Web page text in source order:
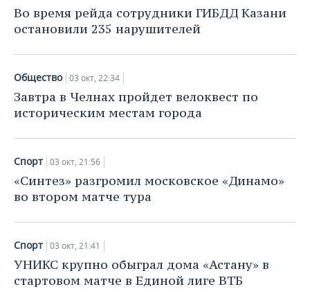
НЕФТЕХИМИЯ
НЕФТЬ
ЭНЕРГЕТИКА
РОЗНИЧНАЯ ТОРГОВЛЯ
ТРАНСПОРТ
УСЛУГИ
НОВОСТИ ТЕХНОЛОГИЙ
IT
МЕДИА
ТЕЛЕКОММУНИКАЦИИ
МЕРОПРИЯТИЯ
НОВОСТИ МЕРОПРИЯТИЙ
ВЫЕЗДНАЯ РЕДАКЦИЯ
БИЗНЕС-БРАНЧИ
ONLINE-КОНФЕРЕНЦИИ
ОТКРЫТАЯ ЛЕКЦИЯ
СПОРТ
НОВОСТИ СПОРТА
ФУТБОЛ
ХОККЕЙ
БАСКЕТБОЛ
КИБЕРСПОРТ
ФИГУРНОЕ КАТАНИЕ
ОБЩЕСТВО
НОВОСТИ ОБЩЕСТВА
ВЛАСТЬ
ИНФРАСТРУКТУРА
КУЛЬТУРА
МЕДИЦИНА
ФОТОГАЛЕРЕЯ
СЮЖЕТЫ
СПРАВОЧНИК
СПИСОК КОМПАНИЙ
Во время рейда сотрудники ГИБДД Казани
остановили 235 нарушителей
Общество 03 окт, 22:34
Завтра в Челнах пройдет велоквест по
историческим местам города
Спорт 03 окт, 21:56
«Синтез» разгромил московское «Динамо»
во втором матче тура
Спорт 03 окт, 21:41
УНИКС крупно обыграл дома «Астану» в
стартовом матче в Единой лиге ВТБ